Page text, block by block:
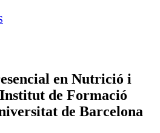
en Nutrició i
de Formació
de Barcelona